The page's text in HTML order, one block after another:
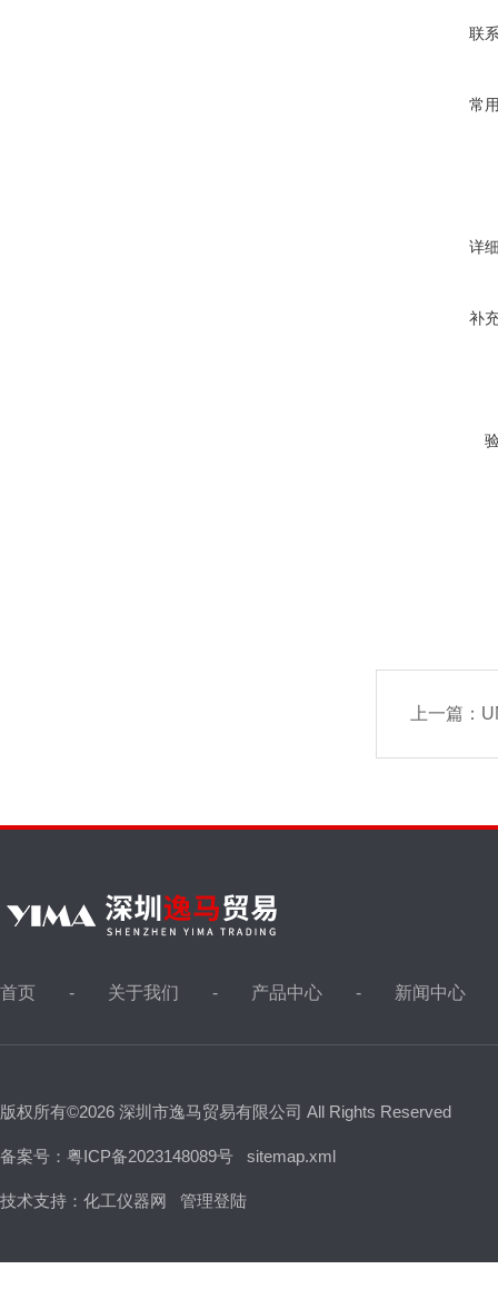
联
常
详
补
上一篇：
首页 关于我们 产品中心 新闻中心
版权所有©2026 深圳市逸马贸易有限公司 All Rights Reserved
备案号：粤ICP备2023148089号 sitemap.xml
技术支持： 化工仪器网 管理登陆